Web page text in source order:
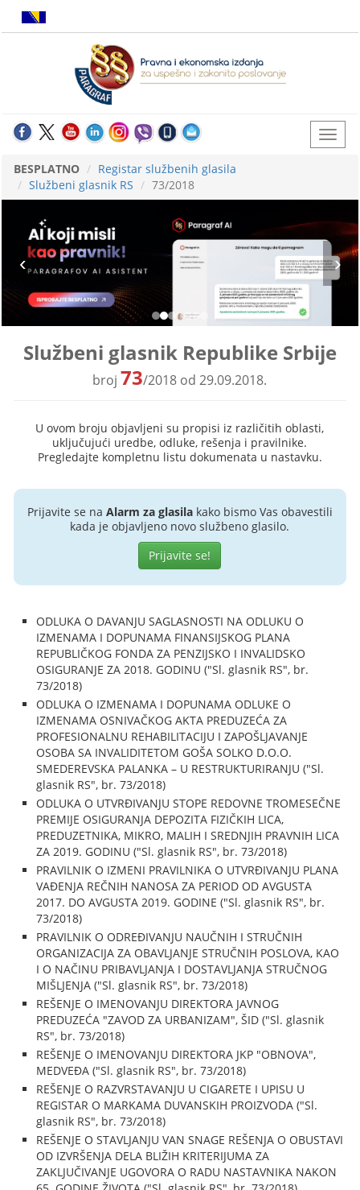
BESPLATNO
Registar službenih glasila
Službeni glasnik RS
73/2018
Službeni glasnik Republike Srbije
broj 73/2018 od 29.09.2018.
U ovom broju objavljeni su propisi iz različitih oblasti,
uključujući uredbe, odluke, rešenja i pravilnike.
Pregledajte kompletnu listu dokumenata u nastavku.
Prijavite se na Alarm za glasilakako bismo Vas obavestili
kada je objavljeno novo službeno glasilo.
Prijavite se!
ODLUKA O DAVANJU SAGLASNOSTI NA ODLUKU O
IZMENAMA I DOPUNAMA FINANSIJSKOG PLANA
REPUBLIČKOG FONDA ZA PENZIJSKO I INVALIDSKO
OSIGURANJE ZA 2018. GODINU ("Sl. glasnik RS", br.
73/2018)
ODLUKA O IZMENAMA I DOPUNAMA ODLUKE O
IZMENAMA OSNIVAČKOG AKTA PREDUZEĆA ZA
PROFESIONALNU REHABILITACIJU I ZAPOŠLJAVANJE
OSOBA SA INVALIDITETOM GOŠA SOLKO D.O.O.
SMEDEREVSKA PALANKA – U RESTRUKTURIRANJU ("Sl.
glasnik RS", br. 73/2018)
ODLUKA O UTVRĐIVANJU STOPE REDOVNE TROMESEČNE
PREMIJE OSIGURANJA DEPOZITA FIZIČKIH LICA,
PREDUZETNIKA, MIKRO, MALIH I SREDNJIH PRAVNIH LICA
ZA 2019. GODINU ("Sl. glasnik RS", br. 73/2018)
PRAVILNIK O IZMENI PRAVILNIKA O UTVRĐIVANJU PLANA
VAĐENJA REČNIH NANOSA ZA PERIOD OD AVGUSTA
2017. DO AVGUSTA 2019. GODINE ("Sl. glasnik RS", br.
73/2018)
PRAVILNIK O ODREĐIVANJU NAUČNIH I STRUČNIH
ORGANIZACIJA ZA OBAVLJANJE STRUČNIH POSLOVA, KAO
I O NAČINU PRIBAVLJANJA I DOSTAVLJANJA STRUČNOG
MIŠLJENJA ("Sl. glasnik RS", br. 73/2018)
REŠENJE O IMENOVANJU DIREKTORA JAVNOG
PREDUZEĆA "ZAVOD ZA URBANIZAM", ŠID ("Sl. glasnik
RS", br. 73/2018)
REŠENJE O IMENOVANJU DIREKTORA JKP "OBNOVA",
MEDVEĐA ("Sl. glasnik RS", br. 73/2018)
REŠENJE O RAZVRSTAVANJU U CIGARETE I UPISU U
REGISTAR O MARKAMA DUVANSKIH PROIZVODA ("Sl.
glasnik RS", br. 73/2018)
REŠENJE O STAVLJANJU VAN SNAGE REŠENJA O OBUSTAVI
OD IZVRŠENJA DELA BLIŽIH KRITERIJUMA ZA
ZAKLJUČIVANJE UGOVORA O RADU NASTAVNIKA NAKON